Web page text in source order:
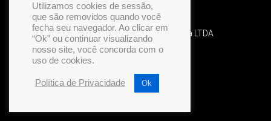
Desenvolvido por Diamond Náutica LTDA
Utilizamos cookies de sessão,
que são removidos quando você
fecha seu navegador. Ao clicar em
“Ok” ou continuar visualizando
nosso site, você concorda com o
uso de cookies.
Política de Privacidade Ok